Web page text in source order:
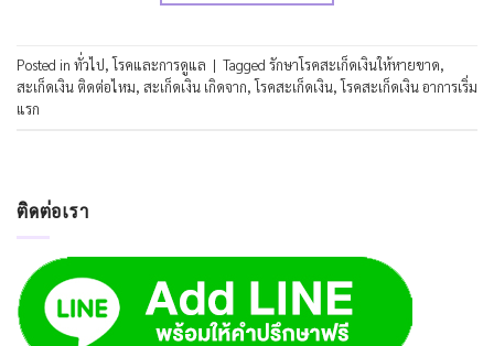
Posted in ทั่วไป,โรคและการดูแล | Tagged รักษาโรคสะเก็ดเงินให้หายขาด,
สะเก็ดเงิน ติดต่อไหม, สะเก็ดเงิน เกิดจาก,โรคสะเก็ดเงิน,โรคสะเก็ดเงิน อาการเริ่ม
แรก
ติดต่อเรา